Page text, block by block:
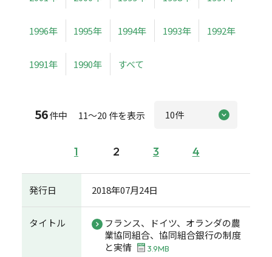
1996年 1995年 1994年 1993年 1992年
1991年 1990年 すべて
56件中 11～20 件を表示
1 2 3 4
発行日 2018年07月24日
タイトル
フランス、ドイツ、オランダの農
業協同組合、協同組合銀行の制度
と実情
3.9MB